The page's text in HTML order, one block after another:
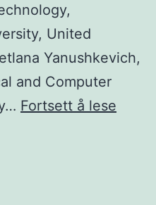
United
Yanushkevich,
and Computer
Fortsett å lese